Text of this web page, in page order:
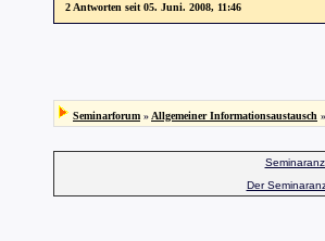
2 Antworten seit 05. Juni. 2008, 11:46
Seminarforum » Allgemeiner Informationsaustausch »
Der